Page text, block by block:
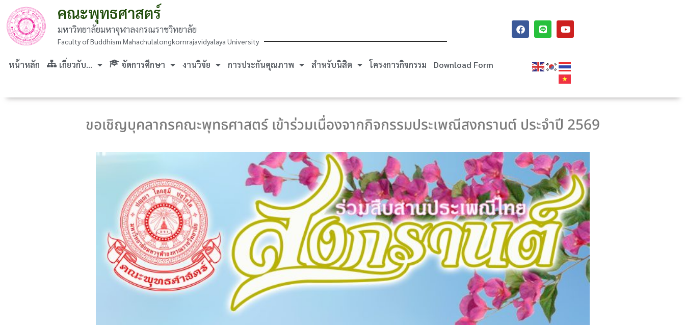
คณะพุทธศาสตร์
มหาวิทยาลัยมหาจุฬาลงกรณราชวิทยาลัย
Faculty of Buddhism Mahachulalongkornrajavidyalaya University
หน้าหลัก เกี่ยวกับ… จัดการศึกษา งานวิจัย การประกันคุณภาพ สำหรับนิสิต โครงการกิจกรรม Download Form
ขอเชิญบุคลากรคณะพุทธศาสตร์ เข้าร่วมเนื่องจากกิจกรรมประเพณีสงกรานต์ ประจำปี 2569